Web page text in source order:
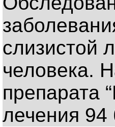
слизистой
человека.
препарата
лечения